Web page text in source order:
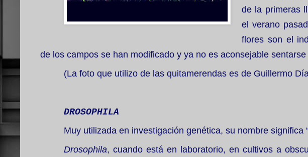
de la primeras
el verano
flores son el
de los campos se han modificado y ya no es aconsejable
(La foto que utilizo de las quitamerendas es de Guillermo
DROSOPHILA
Muy utilizada en investigación genética, su nombre significa
Drosophila, cuando está en laboratorio, en cultivos a